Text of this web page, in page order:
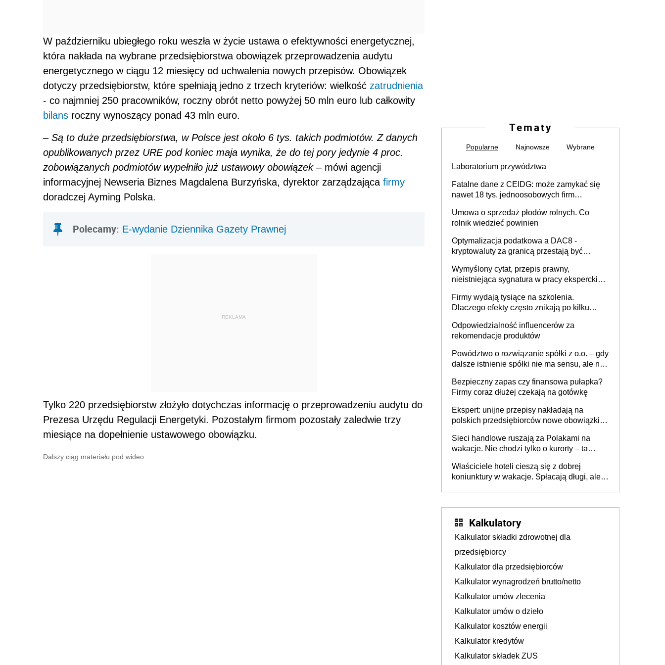
W październiku ubiegłego roku weszła w życie ustawa o efektywności energetycznej,
która nakłada na wybrane przedsiębiorstwa obowiązek przeprowadzenia audytu
energetycznego w ciągu 12 miesięcy od uchwalenia nowych przepisów. Obowiązek
dotyczy przedsiębiorstw, które spełniają jedno z trzech kryteriów: wielkość zatrudnienia
- co najmniej 250 pracowników, roczny obrót netto powyżej 50 mln euro lub całkowity
bilans roczny wynoszący ponad 43 mln euro.
– Są to duże przedsiębiorstwa, w Polsce jest około 6 tys. takich podmiotów. Z danych
opublikowanych przez URE pod koniec maja wynika, że do tej pory jedynie 4 proc.
zobowiązanych podmiotów wypełniło już ustawowy obowiązek –mówi agencji
informacyjnej Newseria Biznes Magdalena Burzyńska, dyrektor zarządzająca firmy
doradczej Ayming Polska.
Polecamy: E-wydanie Dziennika Gazety Prawnej
REKLAMA
Tylko 220 przedsiębiorstw złożyło dotychczas informację o przeprowadzeniu audytu do
Prezesa Urzędu Regulacji Energetyki. Pozostałym firmom pozostały zaledwie trzy
miesiące na dopełnienie ustawowego obowiązku.
Dalszy ciąg materiału pod wideo
Tematy
Popularne Najnowsze Wybrane
Laboratorium przywództwa
Fatalne dane z CEIDG: może zamykać się
nawet 18 tys. jednoosobowych firm
Umowa o sprzedaż płodów rolnych. Co
rolnik wiedzieć powinien
Optymalizacja podatkowa a DAC8 -
kryptowaluty za granicą przestają być
Wymyślony cytat, przepis prawny,
nieistniejąca sygnatura w pracy eksperckiej -
firmie
Firmy wydają tysiące na szkolenia.
Dlaczego efekty często znikają po kilku
Odpowiedzialność influencerów za
rekomendacje produktów
Powództwo o rozwiązanie spółki z o.o. – gdy
dalsze istnienie spółki nie ma sensu, ale nie
Bezpieczny zapas czy finansowa pułapka?
Firmy coraz dłużej czekają na gotówkę
Ekspert: unijne przepisy nakładają na
polskich przedsiębiorców nowe obowiązki w
Sieci handlowe ruszają za Polakami na
wakacje. Nie chodzi tylko o kurorty – ta
tam, gdzie wielu spędzi urlop po cichu
Właściciele hoteli cieszą się z dobrej
koniunktury w wakacje. Spłacają długi, ale
Kalkulatory
Kalkulator składki zdrowotnej dla
przedsiębiorcy
Kalkulator dla przedsiębiorców
Kalkulator wynagrodzeń brutto/netto
Kalkulator umów zlecenia
Kalkulator umów o dzieło
Kalkulator kosztów energii
Kalkulator kredytów
Kalkulator składek ZUS